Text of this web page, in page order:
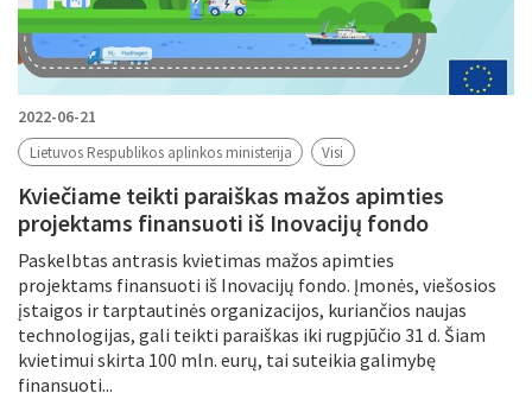
2022-06-21
Lietuvos Respublikos aplinkos ministerija Visi
Kviečiame teikti paraiškas mažos apimties
projektams finansuoti iš Inovacijų fondo
Paskelbtas antrasis kvietimas mažos apimties
projektams finansuoti iš Inovacijų fondo. Įmonės, viešosios
įstaigos ir tarptautinės organizacijos, kuriančios naujas
technologijas, gali teikti paraiškas iki rugpjūčio 31 d. Šiam
kvietimui skirta 100 mln. eurų, tai suteikia galimybę
finansuoti...